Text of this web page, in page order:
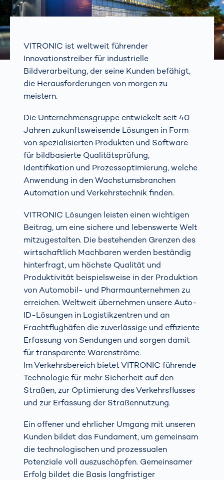
VITRONIC ist weltweit führender
Innovationstreiber für industrielle
Bildverarbeitung, der seine Kunden befähigt,
die Herausforderungen von morgen zu
meistern.
Die Unternehmensgruppe entwickelt seit 40
Jahren zukunftsweisende Lösungen in Form
von spezialisierten Produkten und Software
für bildbasierte Qualitätsprüfung,
Identifikation und Prozessoptimierung, welche
Anwendung in den Wachstumsbranchen
Automation und Verkehrstechnik finden.
VITRONIC Lösungen leisten einen wichtigen
Beitrag, um eine sichere und lebenswerte Welt
mitzugestalten. Die bestehenden Grenzen des
wirtschaftlich Machbaren werden beständig
hinterfragt, um höchste Qualität und
Produktivität beispielsweise in der Produktion
von Automobil- und Pharmaunternehmen zu
erreichen. Weltweit übernehmen unsere Auto-
ID-Lösungen in Logistikzentren und an
Frachtflughäfen die zuverlässige und effiziente
Erfassung von Sendungen und sorgen damit
für transparente Warenströme.
Im Verkehrsbereich bietet VITRONIC führende
Technologie für mehr Sicherheit auf den
Straßen, zur Optimierung des Verkehrsflusses
und zur Erfassung der Straßennutzung.
Ein offener und ehrlicher Umgang mit unseren
Kunden bildet das Fundament, um gemeinsam
die technologischen und prozessualen
Potenziale voll auszuschöpfen. Gemeinsamer
Erfolg bildet die Basis langfristiger